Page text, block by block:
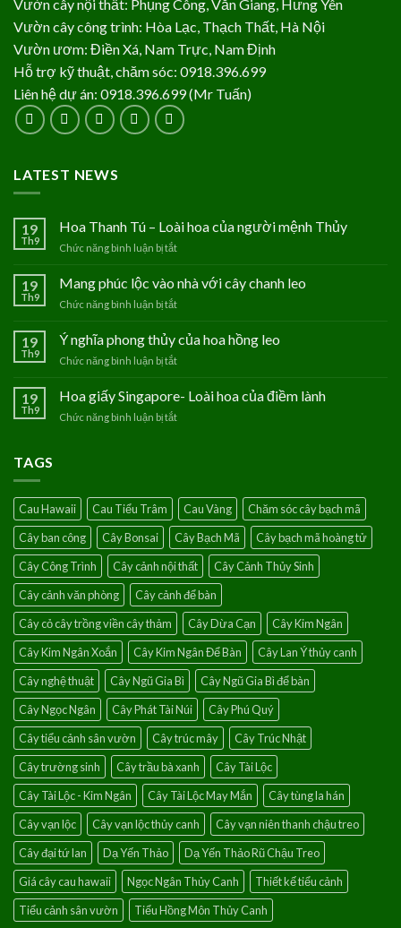
Vườn cây nội thất: Phụng Công, Văn Giang, Hưng Yên
Vườn cây công trình: Hòa Lạc, Thạch Thất, Hà Nội
Vườn ươm: Điền Xá, Nam Trực, Nam Định
Hỗ trợ kỹ thuật, chăm sóc: 0918.396.699
Liên hệ dự án: 0918.396.699 (Mr Tuấn)
LATEST NEWS
19
Th9
Hoa Thanh Tú – Loài hoa của người mệnh Thủy
Chức năng bình luận bị tắt
Thanh
hoa
Thủy
19
Th9
Mang phúc lộc vào nhà với cây chanh leo
Chức năng bình luận bị tắt
phúc
với
19
Th9
Ý nghĩa phong thủy của hoa hồng leo
Chức năng bình luận bị tắt
nghĩa
19
Th9
Hoa giấy Singapore- Loài hoa của điềm lành
Chức năng bình luận bị tắt
của
điềm
lành
TAGS
Cau Hawaii Cau Tiểu Trâm Cau Vàng
Chăm sóc cây bạch mã
Cây ban công
Cây Bonsai Cây Bạch Mã
Cây bạch mã hoàng tử
Cây Công Trình
Cây cảnh nội thất
Cây Cảnh Thủy Sinh
Cây cảnh văn phòng
Cây cảnh để bàn
Cây cỏ cây trồng viền cây thảm
Cây Dừa Cạn
Cây Kim Ngân
Cây Kim Ngân Xoắn
Cây Kim Ngân Để Bàn
Cây Lan Ý thủy canh
Cây nghệ thuật
Cây Ngũ Gia Bì
Cây Ngũ Gia Bì để bàn
Cây Ngọc Ngân
Cây Phát Tài Núi
Cây Phú Quý
Cây tiểu cảnh sân vườn
Cây trúc mây
Cây Trúc Nhật
Cây trường sinh
Cây trầu bà xanh
Cây Tài Lộc
Cây Tài Lộc - Kim Ngân
Cây Tài Lộc May Mắn
Cây tùng la hán
Cây vạn lộc
Cây vạn lộc thủy canh
Cây vạn niên thanh chậu treo
Cây đại tứ lan
Dạ Yến Thảo
Dạ Yến Thảo Rũ Chậu Treo
Giá cây cau hawaii
Ngọc Ngân Thủy Canh
Thiết kế tiểu cảnh
Tiểu cảnh sân vườn
Tiểu Hồng Môn Thủy Canh